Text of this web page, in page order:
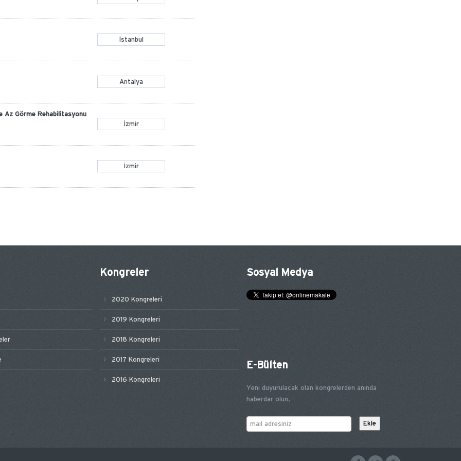
İstanbul
Antalya
Az Görme Rehabilitasyonu
İzmir
İzmir
Kongreler
2020 Kongreleri
2019 Kongreleri
2018 Kongreleri
2017 Kongreleri
2016 Kongreleri
Sosyal Medya
E-Bülten
Yeni duyurulacak olan kongrelerden anında
haberdar olun.